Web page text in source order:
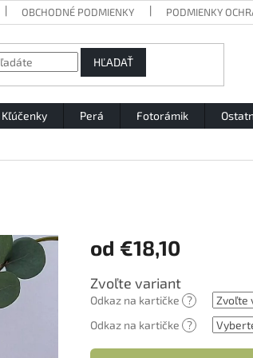
OBCHODNÉ PODMIENKY PODMIENKY
HĽADAŤ
Kľúčenky Perá Fotorámik
od €18,10
Jednotková
cena:
Zvoľte variant
Odkaz na kartičke ?
Odkaz na kartičke ?